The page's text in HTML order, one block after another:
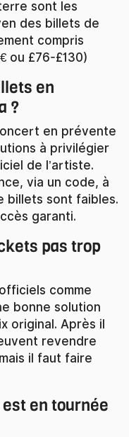
sont les
des billets de
compris
ou £76-£130)
?
en prévente
à privilégier
de l’artiste.
via un code, à
billets sont faibles.
garanti.
comme
bonne solution
original. Après il
revendre
il faut faire